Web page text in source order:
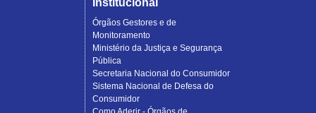
Institucional
Órgãos Gestores e de
Monitoramento
Ministério da Justiça e Segurança
Pública
Secretaria Nacional do Consumidor
Sistema Nacional de Defesa do
Consumidor